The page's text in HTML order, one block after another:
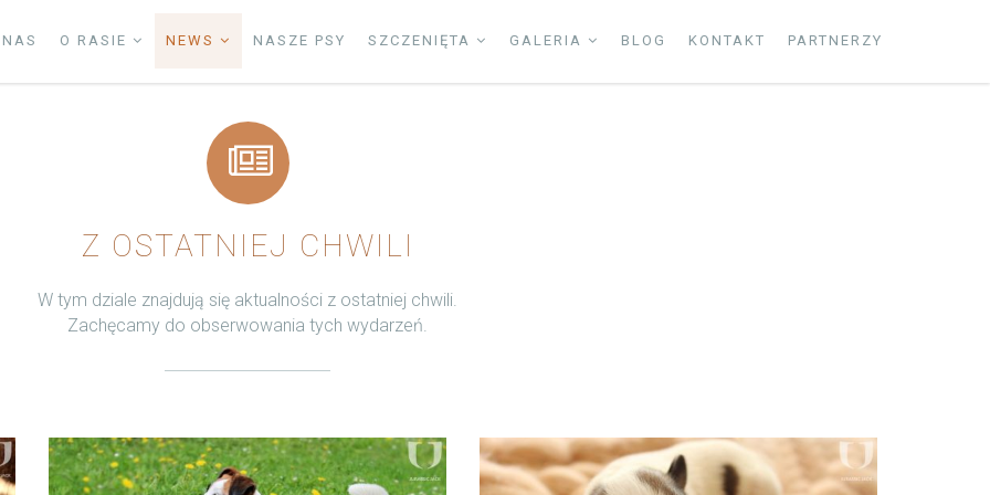
O RASIE NEWS NASZE PSY SZCZENIĘTA GALERIA BLOG KONTAKT PARTNERZY
Z OSTATNIEJ CHWILI
W tym dziale znajdują się aktualności z ostatniej chwili.
Zachęcamy do obserwowania tych wydarzeń.